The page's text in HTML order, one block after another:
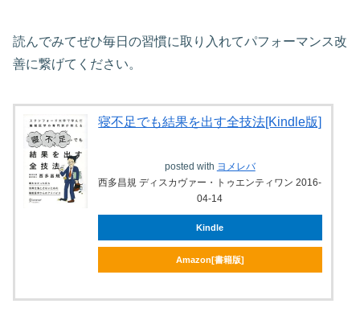
読んでみてぜひ毎日の習慣に取り入れてパフォーマンス改
善に繋げてください。
寝不足でも結果を出す全技法[Kindle版]
posted with ヨメレバ
西多昌規 ディスカヴァー・トゥエンティワン 2016-
04-14
Kindle
Amazon[書籍版]